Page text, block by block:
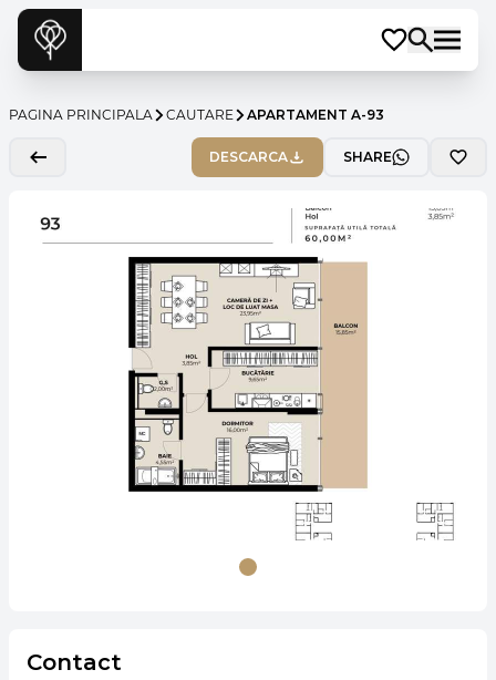
PAGINA PRINCIPALA CAUTARE APARTAMENT A-93
DESCARCA SHARE
Contact